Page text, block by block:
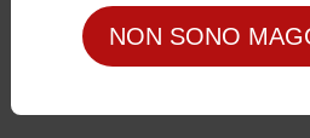
NON SONO